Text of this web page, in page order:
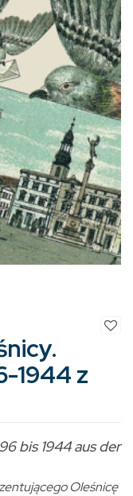
1944 z
bis 1944 aus der
Oleśnicę